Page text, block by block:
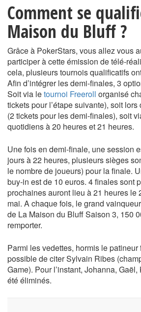
Comment se
Maison du Bluff ?
Grâce à PokerStars, vous allez vous
participer à cette émission de télé-
cela, plusieurs tournois qualificatifs
Afin d’intégrer les demi-finales, 3
Soit via letournoi Freeroll organisé
tickets pour l’étape suivante), soit lors
(2 tickets pour les demi-finales), soit
quotidiens à 20 heures et 21 heures.
Une fois en demi-finale, une session
jours à 22 heures, plusieurs sièges
le nombre de joueurs) pour la finale.
buy-in est de 10 euros. 4 finales sont
prochaines auront lieu à 21 heures le
mai. A chaque fois, le grand
de La Maison du Bluff Saison 3, 150
remporter.
Parmi les vedettes, hormis le patineur
possible de citer Sylvain Ribes
Game). Pour l’instant, Johanna,
été éliminés.